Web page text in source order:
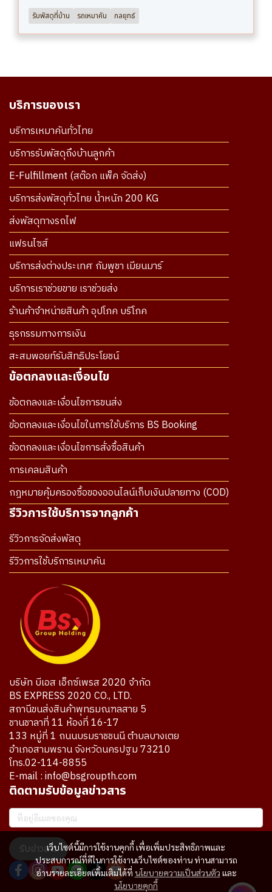
รับพัสดุที่บ้าน รถเหมาคัน กลยุทธ์
เว็บไซต์นี้มีการใช้งานคุกกี้ เพื่อเพิ่มประสิทธิภาพและ
ประสบการณ์ที่ดีในการใช้งานเว็บไซต์ของท่าน ท่านสามารถ
อ่านรายละเอียดเพิ่มเติมได้ที่ นโยบายความเป็นส่วนตัว และ
นโยบายคุกกี้
บริการของเรา
บริการเหมาคันทั่วไทย
บริการรับพัสดุถึงบ้านลูกค้า
E-Fulfillment (สต๊อก แพ็ค จัดส่ง)
บริการส่งพัสดุทั่วไทย น้ำหนัก 200 KG
ส่งพัสดุทางรถไฟ
แฟรนไซส์
บริการส่งต่างประเทศ กัมพูชา เมียนมาร์
บริการเราช่วยขาย เราช่วยส่ง
ร้านค้าจำหน่ายสินค้า อุปโภค บริโภค
ธุรกรรมทางการเงิน
สะสมพอยท์รับสิทธิประโยชน์
ข้อตกลงและเงื่อนไข
ข้อตกลงและเงื่อนไขการขนส่ง
ข้อตกลงและเงื่อนไขในการใช้บริการ BS Booking
ข้อตกลงและเงื่อนไขการสั่งซื้อสินค้า
การเคลมสินค้า
กฎหมายคุ้มครองซื้อของออนไลน์เก็บเงินปลายทาง (COD)
รีวิวการใช้บริการจากลูกค้า
รีวิวการจัดส่งพัสดุ
รีวิวการใช้บริการเหมาคัน
บริษัท บีเอส เอ็กซ์เพรส 2020 จำกัด
BS EXPRESS 2020 CO., LTD.
สถานีขนส่งสินค้าพุทธมณฑลสาย 5
ชานชาลาที่ 11 ห้องที่ 16-17
133 หมู่ที่ 1 ถนนบรมราชชนนี ตำบลบางเตย
อำเภอสามพราน จังหวัดนครปฐม 73210
โทร.02-114-8855
E-mail : info@bsgroupth.com
ติดตามรับข้อมูลข่าวสาร
รับข่าวสาร